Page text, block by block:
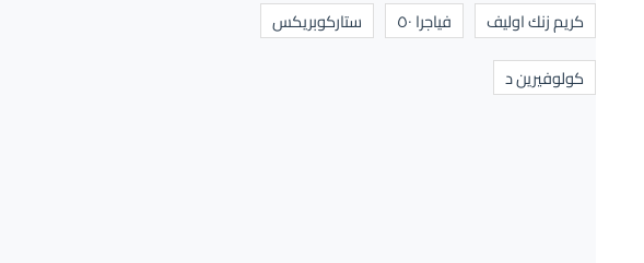
كريم زنك اوليف
فياجرا ٥٠
ستاركوبريكس
كولوفيرين د